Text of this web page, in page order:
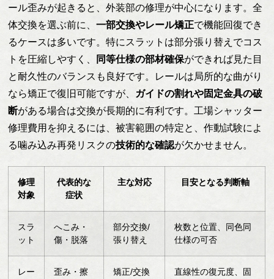
ール歪みが起きると、外装部の修理が中心になります。全
体交換を選ぶ前に、一部交換やレール矯正で機能回復でき
るケースは多いです。特にスラットは部分張り替えでコス
トを圧縮しやすく、
同等仕様の部材確保ができれば見た目
と耐久性のバランスも良好です。レールは局所的な曲がり
なら矯正で復旧可能ですが、 ガイドの割れや固定金具の破
断がある場合は交換が長期的に有利です。工場シャッター
修理費用を抑えるには、被害範囲の特定と、作動試験によ
る噛み込み再発リスクの技術的な確認が欠かせません。
修理
対象
代表的な
症状
主な対応 目安となる判断軸
スラ
ット
へこみ・
傷・脱落
部分交換/
張り替え
枚数と位置、同色同
仕様の可否
レー
歪み・擦
矯正/交換
直線性の復元度、固